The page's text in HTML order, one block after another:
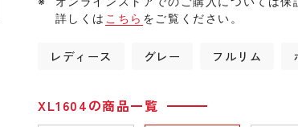
詳しくは こちら をご覧ください。
レディース グレー フルリム
XL1604の商品一覧